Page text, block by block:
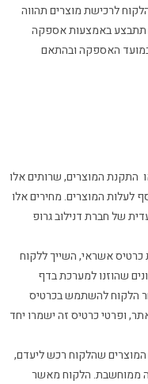
לרכישת מוצרים תהווה
תתבצע באמצעות אספקה
האספקה ובהתאם
התקנת המוצרים, שרותים אלו
לעלות המוצרים. מחירים אלו
של חברת דנילוב גרופ
כרטיס אשראי, השייך ללקוח
שהוזנו למערכת בדף
הלקוח להשתמש בכרטיס
ופרטי כרטיס זה ישמרו יחד
שהלקוח רכש ליעדם,
ממוחשבת. הלקוח מאשר